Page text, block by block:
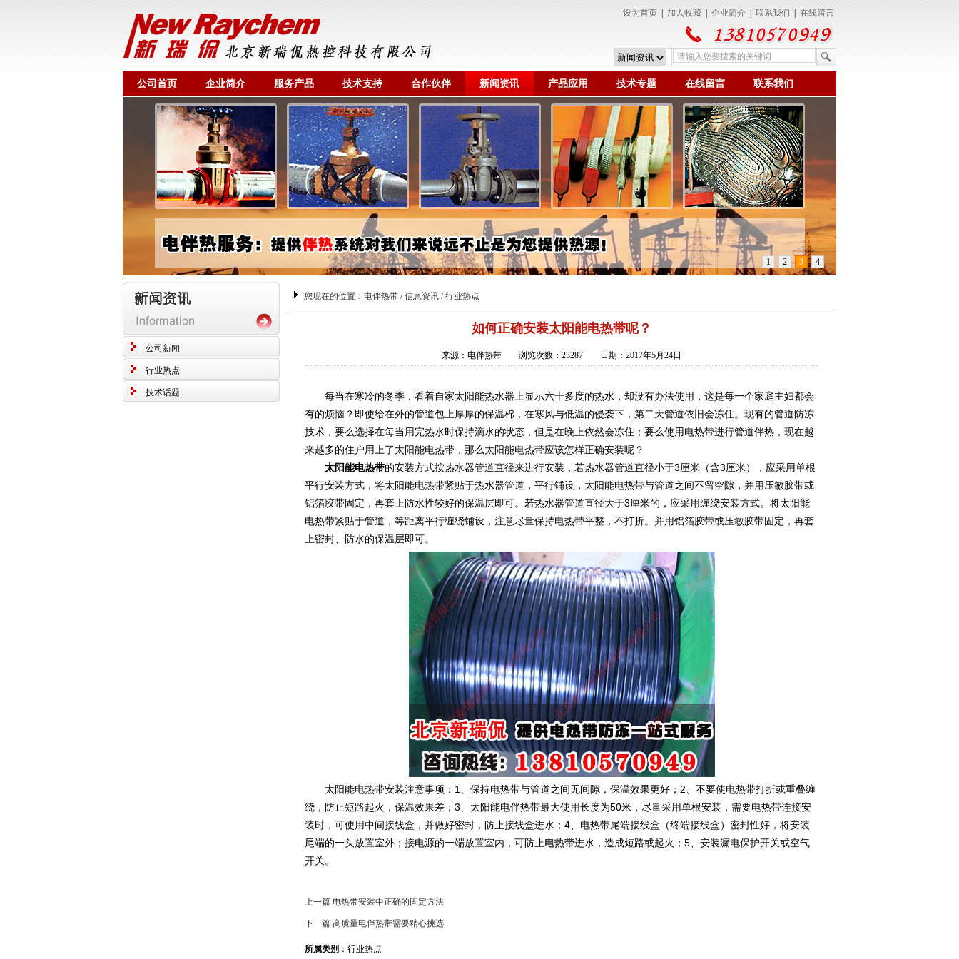
设为首页 加入收藏 企业简介 联系我们 在线留言
公司首页 企业简介 服务产品 技术支持 合作伙伴 新闻资讯 产品应用 技术专题 在线留言 联系我们
1 2 3 4
公司新闻
行业热点
技术话题
您现在的位置： 电伴热带 /信息资讯 / 行业热点
如何正确安装太阳能电热带呢？
来源：电伴热带 浏览次数：23287 日期：2017年5月24日
每当在寒冷的冬季，看着自家太阳能热水器上显示六十多度的热水，却没有办法使用，这是每一个家庭主妇都会
有的烦恼？即使给在外的管道包上厚厚的保温棉，在寒风与低温的侵袭下，第二天管道依旧会冻住。现有的管道防冻
技术，要么选择在每当用完热水时保持滴水的状态，但是在晚上依然会冻住；要么使用电热带进行管道伴热，现在越
来越多的住户用上了太阳能电热带，那么太阳能电热带应该怎样正确安装呢？
太阳能电热带的安装方式按热水器管道直径来进行安装，若热水器管道直径小于3厘米（含3厘米），应采用单根
平行安装方式，将太阳能电热带紧贴于热水器管道，平行铺设，太阳能电热带与管道之间不留空隙，并用压敏胶带或
铝箔胶带固定，再套上防水性较好的保温层即可。若热水器管道直径大于3厘米的，应采用缠绕安装方式。将太阳能
电热带紧贴于管道，等距离平行缠绕铺设，注意尽量保持电热带平整，不打折。并用铝箔胶带或压敏胶带固定，再套
上密封、防水的保温层即可。
太阳能电热带安装注意事项：1、保持电热带与管道之间无间隙，保温效果更好；2、不要使电热带打折或重叠缠
绕，防止短路起火，保温效果差；3、太阳能电伴热带最大使用长度为50米，尽量采用单根安装，需要电热带连接安
装时，可使用中间接线盒，并做好密封，防止接线盒进水；4、电热带尾端接线盒（终端接线盒）密封性好，将安装
尾端的一头放置室外；接电源的一端放置室内，可防止电热带进水，造成短路或起火；5、安装漏电保护开关或空气
开关。
上一篇 电热带安装中正确的固定方法
下一篇 高质量电伴热带需要精心挑选
所属类别 ：行业热点